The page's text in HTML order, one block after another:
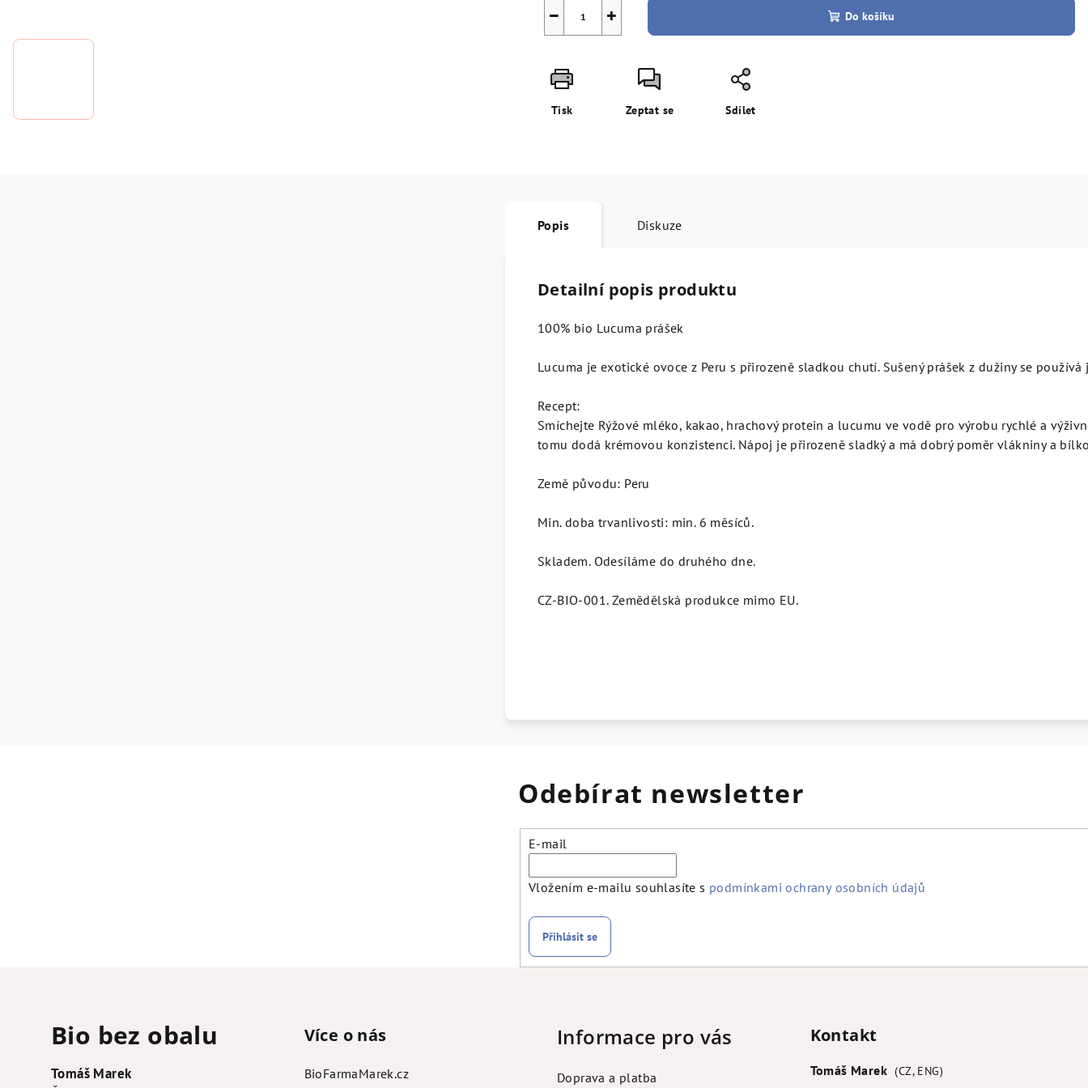
+
− Do košíku
Tisk Zeptat se Sdílet
Popis Diskuze
Detailní popis produktu
100% bio Lucuma prášek
Lucuma je exotické ovoce z Peru s přirozeně sladkou chutí. Sušený prášek z dužiny se
Recept:
Smíchejte Rýžové mléko, kakao, hrachový protein a lucumu ve vodě pro výrobu rychlé a
tomu dodá krémovou konzistenci. Nápoj je přirozeně sladký a má dobrý poměr vlákniny a
Země původu: Peru
Min. doba trvanlivosti: min. 6 měsíců.
Skladem. Odesíláme do druhého dne.
CZ-BIO-001. Zemědělská produkce mimo EU.
Odebírat newsletter
E-mail
Vložením e-mailu souhlasíte s podmínkami ochrany osobních údajů
Přihlásit se
Bio bez obalu
Tomáš Marek
Více o nás
BioFarmaMarek.cz
Informace pro vás
Doprava a platba
Kontakt
Tomáš Marek